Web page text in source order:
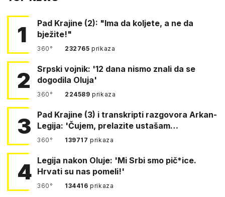
1
Pad Krajine (2): "Ima da koljete, a ne da
bježite!"
360° 232765prikaza
2
Srpski vojnik: '12 dana nismo znali da se
dogodila Oluja'
360° 224589prikaza
3
Pad Krajine (3) i transkripti razgovora Arkan-
Legija: 'Čujem, prelazite ustašam…
360° 139717prikaza
4 Legija nakon Oluje: 'Mi Srbi smo pič*ice.
Hrvati su nas pomeli!'
360° 134416prikaza